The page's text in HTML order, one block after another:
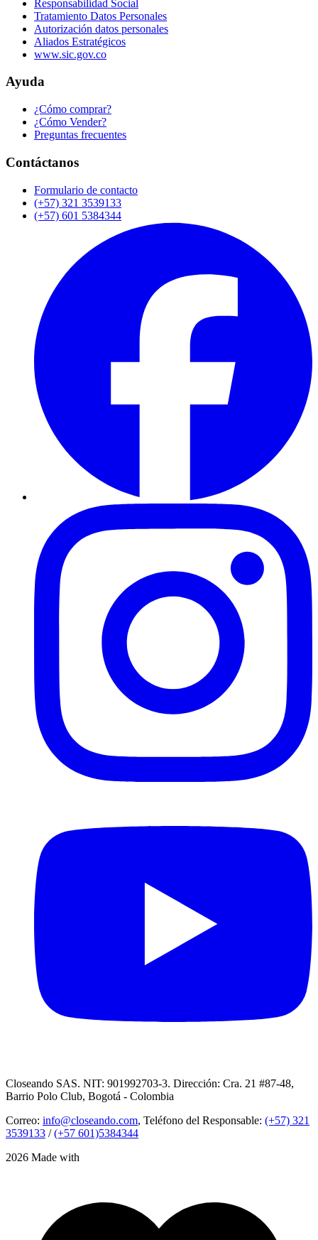
Responsabilidad Social
Tratamiento Datos Personales
Autorización datos personales
Aliados Estratégicos
www.sic.gov.co
Ayuda
¿Cómo comprar?
¿Cómo Vender?
Preguntas frecuentes
Contáctanos
Formulario de contacto
(+57) 321 3539133
(+57) 601 5384344
Closeando SAS. NIT: 901992703-3. Dirección: Cra. 21 #87-48,
Barrio Polo Club, Bogotá - Colombia
Correo: info@closeando.com, Teléfono del Responsable: (+57) 321
3539133 /(+57 601)5384344
2026 Made with